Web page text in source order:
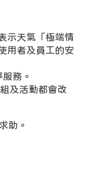
示天氣「極端情
用者及員工的安
務。
及活動都會改
助。